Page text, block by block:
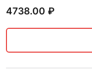
4738.00 ₽